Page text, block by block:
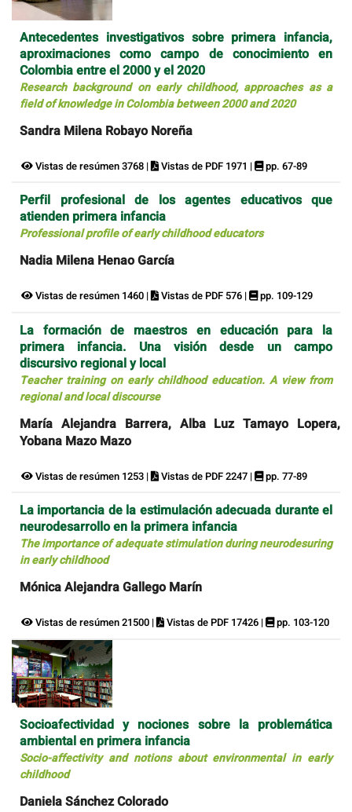
Antecedentes investigativos sobre primera infancia,
aproximaciones como campo de conocimiento en
Colombia entre el 2000 y el 2020
Research background on early childhood, approaches as a
field of knowledge in Colombia between 2000 and 2020
Sandra Milena Robayo Noreña
Vistas de resúmen 3768 | Vistas de PDF 1971 | pp. 67-89
Perfil profesional de los agentes educativos que
atienden primera infancia
Professional profile of early childhood educators
Nadia Milena Henao García
Vistas de resúmen 1460 | Vistas de PDF 576 | pp. 109-129
La formación de maestros en educación para la
primera infancia. Una visión desde un campo
discursivo regional y local
Teacher training on early childhood education. A view from
regional and local discourse
María Alejandra Barrera, Alba Luz Tamayo Lopera,
Yobana Mazo Mazo
Vistas de resúmen 1253 | Vistas de PDF 2247 | pp. 77-89
La importancia de la estimulación adecuada durante el
neurodesarrollo en la primera infancia
The importance of adequate stimulation during neurodesuring
in early childhood
Mónica Alejandra Gallego Marín
Vistas de resúmen 21500 | Vistas de PDF 17426 | pp. 103-120
Socioafectividad y nociones sobre la problemática
ambiental en primera infancia
Socio-affectivity and notions about environmental in early
childhood
Daniela Sánchez Colorado